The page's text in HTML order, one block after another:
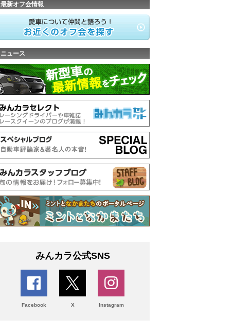
最新オフ会情報
ニュース
みんカラ公式SNS
Facebook X Instagram